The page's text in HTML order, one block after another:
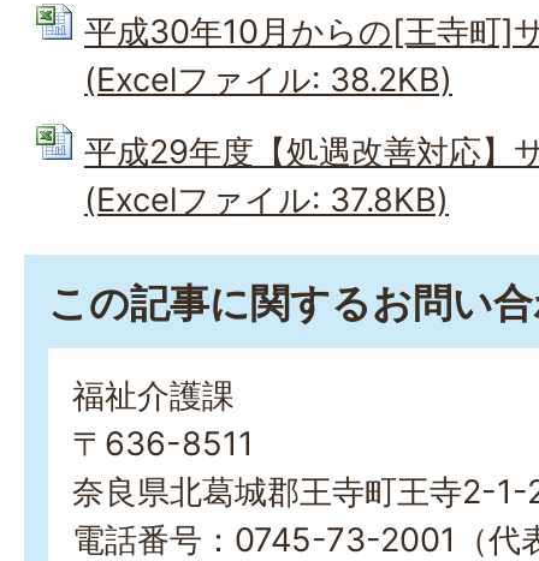
平成30年10月からの[王寺町]
(Excelファイル: 38.2KB)
平成29年度【処遇改善対応】
(Excelファイル: 37.8KB)
この記事に関するお問い
福祉介護課
〒636-8511
奈良県北葛城郡王寺町王寺2-
電話番号：0745-73-2001（